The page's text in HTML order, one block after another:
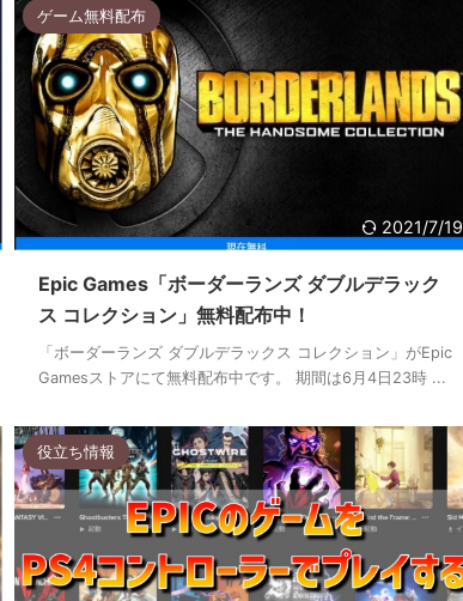
2021/7/19
ゲーム無料配布
Epic Games「ボーダーランズ ダブルデラック
ス コレクション」無料配布中！
「ボーダーランズ ダブルデラックス コレクション」がEpic
Gamesストアにて無料配布中です。 期間は6月4日23時 ...
役立ち情報